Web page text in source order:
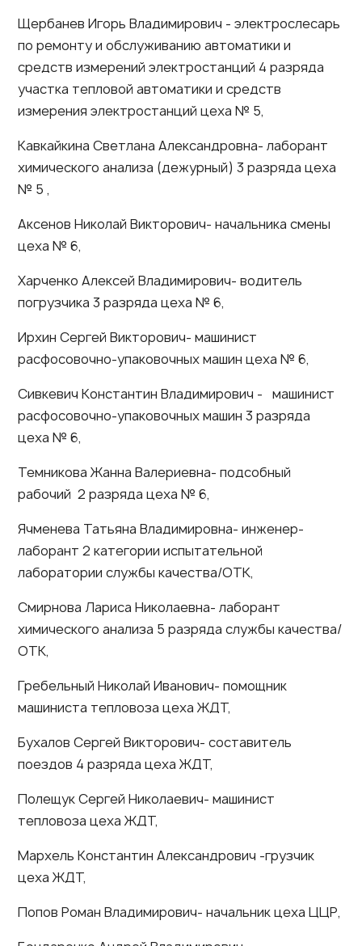
Щербанев Игорь Владимирович - электрослесарь
по ремонту и обслуживанию автоматики и
средств измерений электростанций 4 разряда
участка тепловой автоматики и средств
измерения электростанций цеха № 5,
Кавкайкина Светлана Александровна- лаборант
химического анализа (дежурный) 3 разряда цеха
№ 5 ,
Аксенов Николай Викторович- начальника смены
цеха № 6,
Харченко Алексей Владимирович- водитель
погрузчика 3 разряда цеха № 6,
Ирхин Сергей Викторович- машинист
расфосовочно-упаковочных машин цеха № 6,
Сивкевич Константин Владимирович - машинист
расфосовочно-упаковочных машин 3 разряда
цеха № 6,
Темникова Жанна Валериевна- подсобный
рабочий 2 разряда цеха № 6,
Ячменева Татьяна Владимировна- инженер-
лаборант 2 категории испытательной
лаборатории службы качества/ОТК,
Смирнова Лариса Николаевна- лаборант
химического анализа 5 разряда службы качества/
ОТК,
Гребельный Николай Иванович- помощник
машиниста тепловоза цеха ЖДТ,
Бухалов Сергей Викторович- составитель
поездов 4 разряда цеха ЖДТ,
Полещук Сергей Николаевич- машинист
тепловоза цеха ЖДТ,
Мархель Константин Александрович -грузчик
цеха ЖДТ,
Попов Роман Владимирович- начальник цеха ЦЦР,